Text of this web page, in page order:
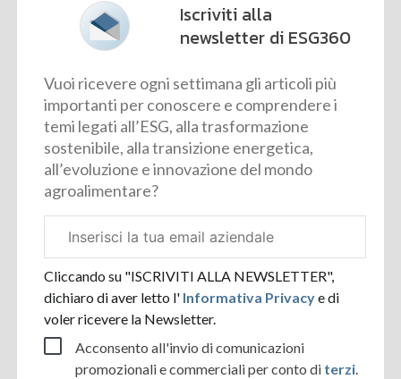
Iscriviti alla
newsletter di ESG360
Vuoi ricevere ogni settimana gli articoli più
importanti per conoscere e comprendere i
temi legati all’ESG, alla trasformazione
sostenibile, alla transizione energetica,
all’evoluzione e innovazione del mondo
agroalimentare?
aziendale
Cliccando su "ISCRIVITI ALLA NEWSLETTER",
dichiaro di aver letto l' Informativa Privacye di
voler ricevere la Newsletter.
Acconsento all'invio di comunicazioni
promozionali e commerciali per conto di terzi.